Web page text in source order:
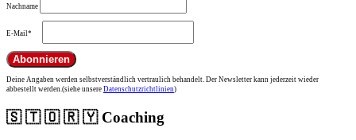
Nachname
E-Mail*
Deine Angaben werden selbstverständlich vertraulich behandelt. Der Newsletter kann jederzeit wieder
abbestellt werden.(siehe unsere Datenschutzrichtlinien)
🇸 🇹 🇴 🇷 🇾 Coaching